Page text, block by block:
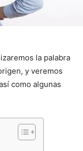
la palabra
y veremos
como algunas